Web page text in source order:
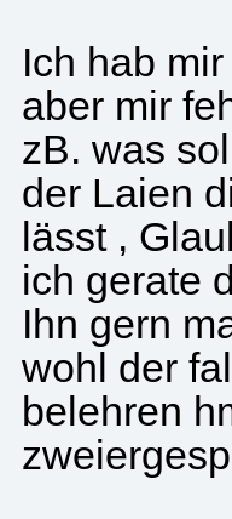
Ich hab
aber mir
zB. was
der Laien
lässt ,
ich gerate
Ihn gern
wohl der
belehren